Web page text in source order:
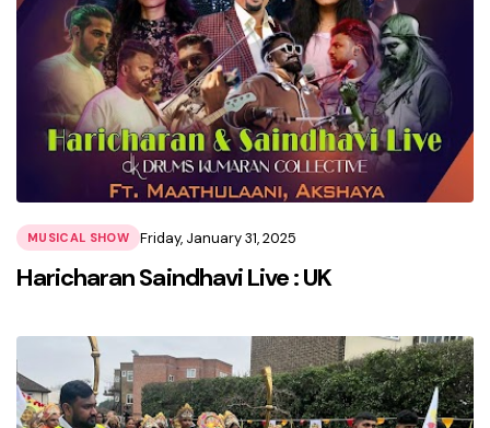
MUSICAL SHOW Friday, January 31, 2025
Haricharan Saindhavi Live : UK